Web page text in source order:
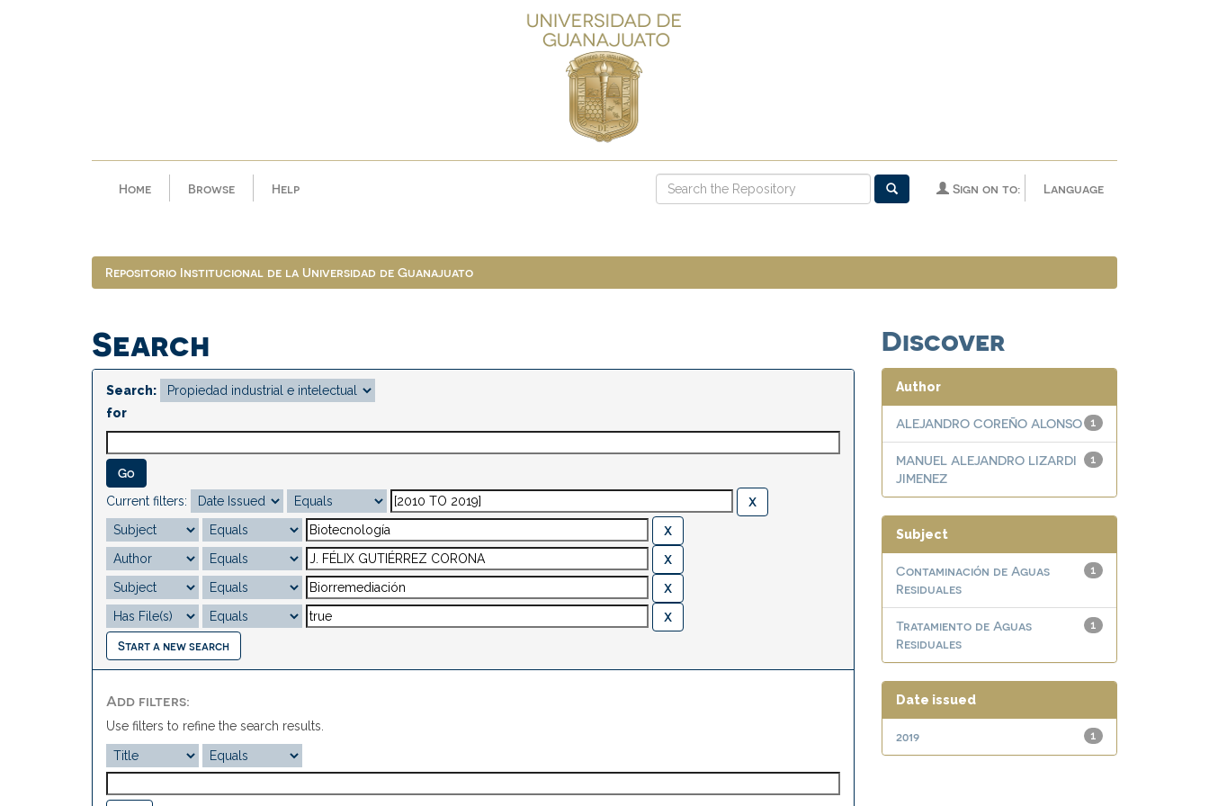
Home Browse Help Language
Sign on to:
Repositorio Institucional de la Universidad de Guanajuato
Search
Search:
for
Current filters:
Start a new search
Add filters:
Use filters to refine the search results.
Discover
Author
1
ALEJANDRO COREÑO ALONSO
1
MANUEL ALEJANDRO LIZARDI
JIMENEZ
Subject
1
Contaminación de Aguas
Residuales
1
Tratamiento de Aguas
Residuales
Date issued
1
2019